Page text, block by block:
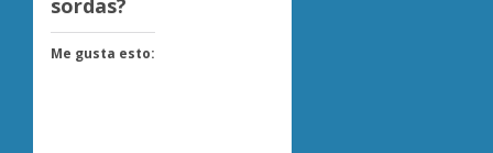
Me gusta esto: